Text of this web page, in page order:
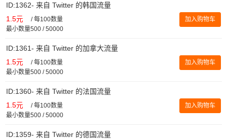
ID:1362- 来自 Twitter 的韩国流量
1.5元 /每100数量
最小数量500 / 50000
加入购物车
ID:1361- 来自 Twitter 的加拿大流量
1.5元 /每100数量
最小数量500 / 50000
加入购物车
ID:1360- 来自 Twitter 的法国流量
1.5元 /每100数量
最小数量500 / 50000
加入购物车
ID:1359- 来自 Twitter 的德国流量